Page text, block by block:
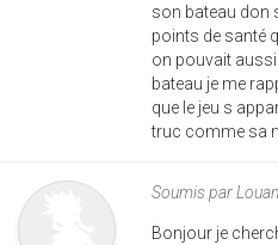
son bateau don
points de santé
on pouvait aussi
bateau je me
que le jeu s
truc comme sa
Soumis par
Bonjour je